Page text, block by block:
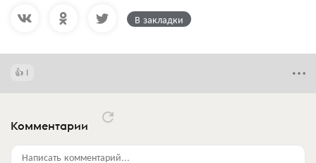
В закладки
1
Комментарии
Написать комментарий...